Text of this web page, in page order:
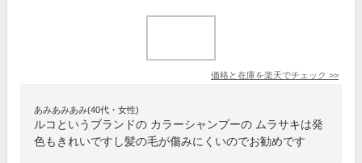
価格と在庫を楽天でチェック >>
あみあみあみ(40代・女性)
ルコというブランドの カラーシャンプーの ムラサキは発
色もきれいですし髪の毛が傷みにくいのでお勧めです